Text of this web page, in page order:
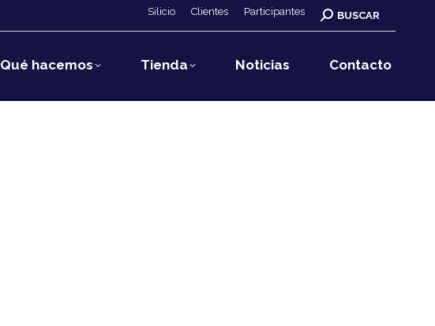
Silicio Clientes Participantes Buscar:
BUSCAR
Qué hacemos Tienda Noticias Contacto